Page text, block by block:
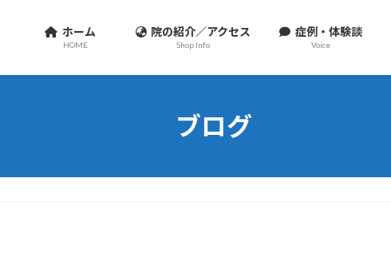
ホーム
HOME
院の紹介／アクセス
Shop Info
症例・体験談
Voice
ブログ